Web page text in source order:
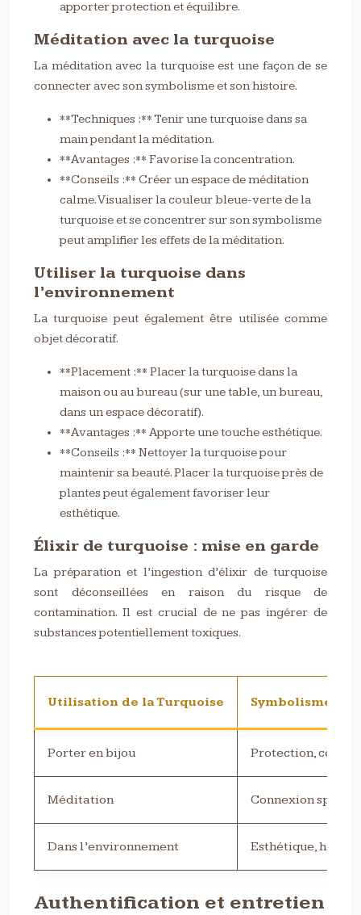
apporter protection et équilibre.
Méditation avec la turquoise
La méditation avec la turquoise est une façon de se
connecter avec son symbolisme et son histoire.
**Techniques :** Tenir une turquoise dans sa
main pendant la méditation.
**Avantages :** Favorise la concentration.
**Conseils :** Créer un espace de méditation
calme. Visualiser la couleur bleue-verte de la
turquoise et se concentrer sur son symbolisme
peut amplifier les effets de la méditation.
Utiliser la turquoise dans
l’environnement
La turquoise peut également être utilisée comme
objet décoratif.
**Placement :** Placer la turquoise dans la
maison ou au bureau (sur une table, un bureau,
dans un espace décoratif).
**Avantages :** Apporte une touche esthétique.
**Conseils :** Nettoyer la turquoise pour
maintenir sa beauté. Placer la turquoise près de
plantes peut également favoriser leur
esthétique.
Élixir de turquoise : mise en garde
La préparation et l’ingestion d’élixir de turquoise
sont déconseillées en raison du risque de
contamination. Il est crucial de ne pas ingérer de
substances potentiellement toxiques.
Utilisation de la Turquoise Symbolisme
Porter en bijou Protection,
Méditation Connexion
Dans l’environnement Esthétique,
Authentification et entretien